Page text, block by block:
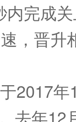
完成
，晋
2017
去年12